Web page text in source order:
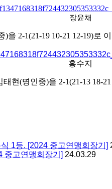
장윤채
)을 2-1(21-19 10-21 12-19)로
홍수지
태현(명인중)을 2-1(21-13 18-
1등. [2024 중고연맹회장기]
중고연맹회장기] 24.03.29